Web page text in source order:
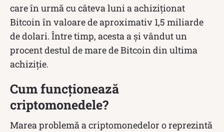
care în urmă cu câteva luni a achiziționat
Bitcoin în valoare de aproximativ 1,5 miliarde
de dolari. Între timp, acesta a și vândut un
procent destul de mare de Bitcoin din ultima
achiziție.
Cum funcționează
criptomonedele?
Marea problemă a criptomonedelor o reprezintă